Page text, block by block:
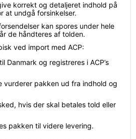
korrekt og detaljeret indhold på
at undgå forsinkelser.
kan spores under hele
de håndteres af tolden.
ved import med ACP:
Danmark og registreres i ACP’s
vurderer pakken ud fra indhold og
hvis der skal betales told eller
pakken til videre levering.